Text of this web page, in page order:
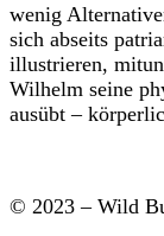
wenig
sich abseits
illustrieren,
Wilhelm seine
ausübt –
© 2023 – Wild